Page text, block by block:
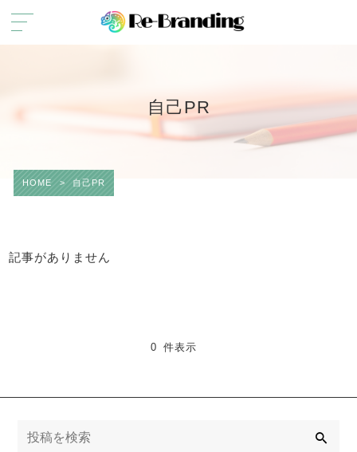
自己PR
HOME > 自己PR
記事がありません
0 件表示